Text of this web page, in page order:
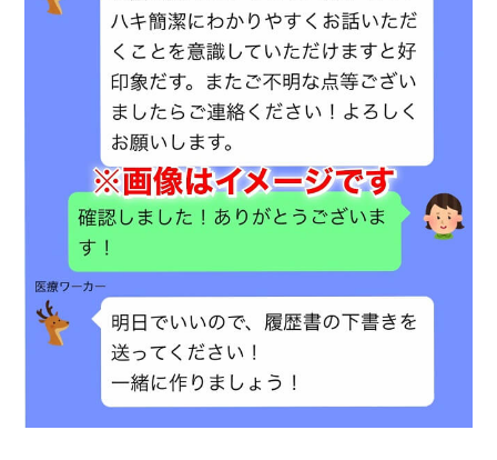
うが私としては好ましかったです。
閉じる